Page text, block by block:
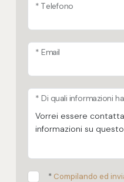
* Telefono
* Email
* Di quali informazioni
* Compilando ed